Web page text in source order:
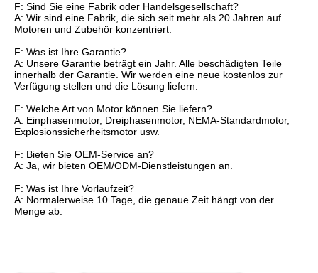
F: Sind Sie eine Fabrik oder Handelsgesellschaft?
A: Wir sind eine Fabrik, die sich seit mehr als 20 Jahren auf
Motoren und Zubehör konzentriert.
F: Was ist Ihre Garantie?
A: Unsere Garantie beträgt ein Jahr. Alle beschädigten Teile
innerhalb der Garantie. Wir werden eine neue kostenlos zur
Verfügung stellen und die Lösung liefern.
F: Welche Art von Motor können Sie liefern?
A: Einphasenmotor, Dreiphasenmotor, NEMA-Standardmotor,
Explosionssicherheitsmotor usw.
F: Bieten Sie OEM-Service an?
A: Ja, wir bieten OEM/ODM-Dienstleistungen an.
F: Was ist Ihre Vorlaufzeit?
A: Normalerweise 10 Tage, die genaue Zeit hängt von der
Menge ab.